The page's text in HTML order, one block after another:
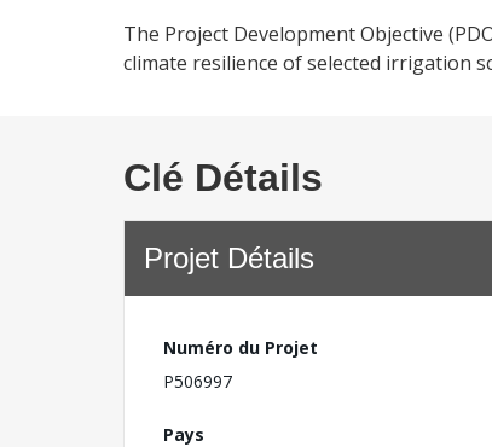
The Project Development Objective
climate resilience of selected irrigation
Clé Détails
Projet Détails
Numéro du Projet
P506997
Pays